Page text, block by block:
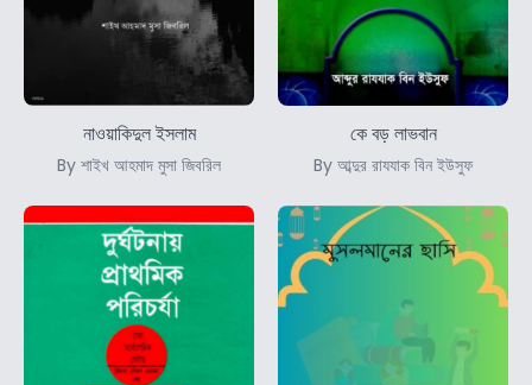
নাওয়াকিদুল ইসলাম
By শাইখ আহমাদ মুসা জিবরিল
কে বড় লাভবান
By আব্দুর রাযযাক বিন ইউসুফ